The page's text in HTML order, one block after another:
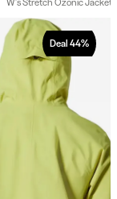
Deal 44%